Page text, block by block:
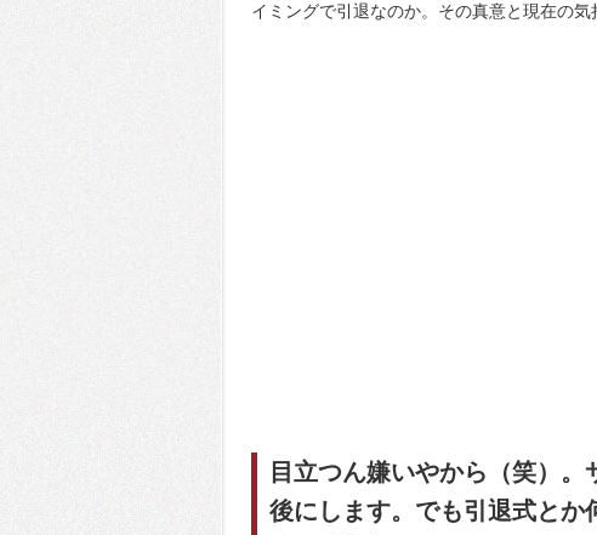
イミングで引退なのか。その真意と現在の
目立つん嫌いやから（笑）
後にします。でも引退式とか